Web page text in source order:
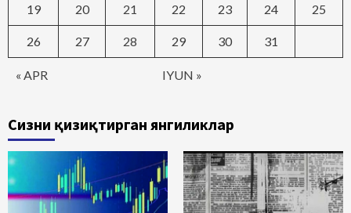
« APR IYUN »
19 20 21 22 23 24 25
26 27 28 29 30 31
Сизни қизиқтирган янгиликлар